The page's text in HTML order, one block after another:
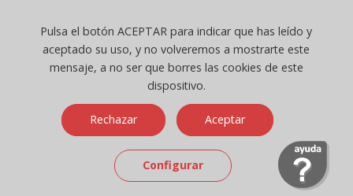
Registro Mercantil de Valencia ( España ) CEE:
Tomo 7263, Libro 4565, Folio 1, Sección 8, Hoja V-85203.
Móvil / Tablet - Bot mozilla/5.0 (linux; android 14; pixel 8)
applewebkit/537.36 (khtml, like gecko) chrome/131.0.0.0 mobile
Chrome
Ip: 216.73.216.243 -
↑ 896 → 448 ppp
Pulsa el botón ACEPTAR para indicar que has leído y
aceptado su uso, y no volveremos a mostrarte este
mensaje, a no ser que borres las cookies de este
dispositivo.
Rechazar Aceptar
Configurar